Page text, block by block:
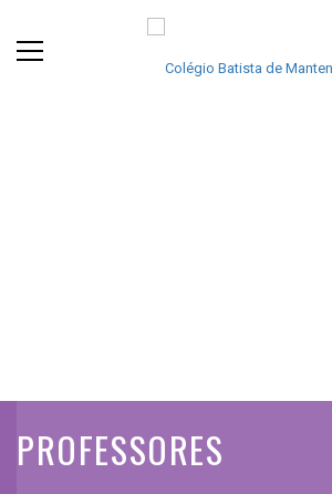
PROFESSORES